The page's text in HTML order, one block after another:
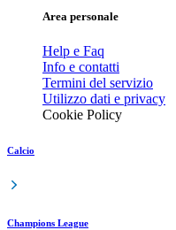
Area personale
Help e Faq
Info e contatti
Termini del servizio
Utilizzo dati e privacy
Cookie Policy
Calcio
Champions League